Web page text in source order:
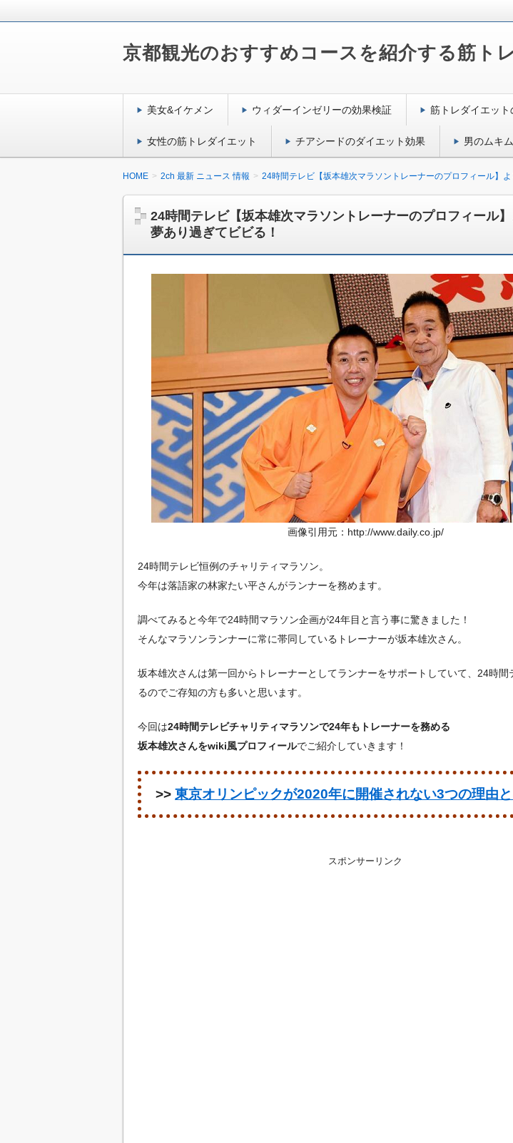
京都観光のおすすめコースを紹介する筋ト
美女&イケメン ウィダーインゼリーの効果検証 筋トレダイエッ
女性の筋トレダイエット チアシードのダイエット効果 男のムキ
HOME 2ch 最新 ニュース 情報 24時間テレビ【坂本雄次マラソントレーナーのプロフィール】
24時間テレビ【坂本雄次マラソントレーナーのプロフィール
夢あり過ぎてビビる！
画像引用元：http://www.daily.co.jp/
24時間テレビ恒例のチャリティマラソン。
今年は落語家の林家たい平さんがランナーを務めます。
調べてみると今年で24時間マラソン企画が24年目と言う事に驚きました！
そんなマラソンランナーに常に帯同しているトレーナーが坂本雄次さん。
坂本雄次さんは第一回からトレーナーとしてランナーをサポートしていて、24時間
るのでご存知の方も多いと思います。
今回は24時間テレビチャリティマラソンで24年もトレーナーを務める
坂本雄次さんをwiki風プロフィールでご紹介していきます！
>> 東京オリンピックが2020年に開催されない3つの理由
スポンサーリンク